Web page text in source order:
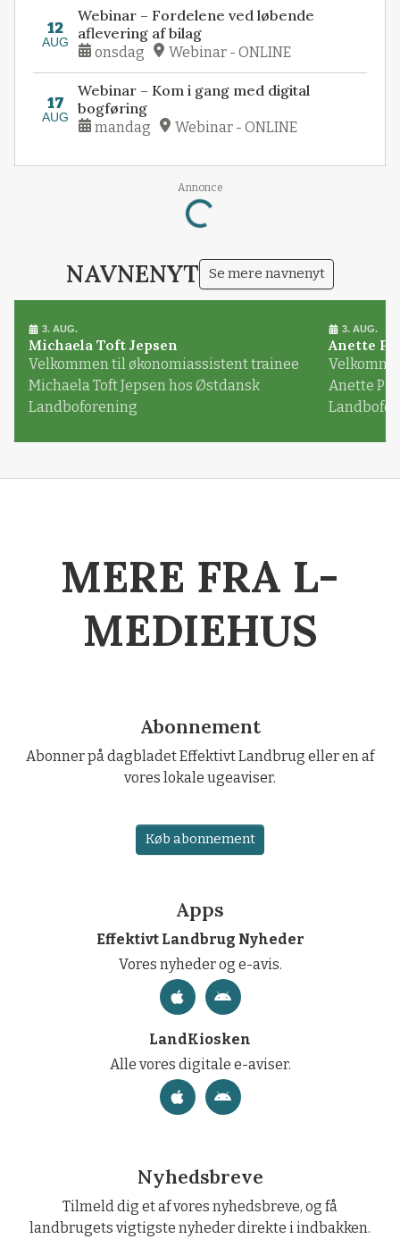
12
AUG
Webinar – Fordelene ved løbende
aflevering af bilag
onsdag Webinar - ONLINE
17
AUG
Webinar – Kom i gang med digital
bogføring
mandag Webinar - ONLINE
Annonce
Loading...
NAVNENYT Se mere navnenyt
3. AUG.
Michaela Toft Jepsen
Velkommen til økonomiassistent trainee
Michaela Toft Jepsen hos Østdansk
Landboforening
3. AUG.
Anette
Anette
MERE FRA L-
MEDIEHUS
Abonnement
Abonner på dagbladet Effektivt Landbrug eller en af
vores lokale ugeaviser.
Køb abonnement
Apps
Effektivt Landbrug Nyheder
Vores nyheder og e-avis.
LandKiosken
Alle vores digitale e-aviser.
Nyhedsbreve
Tilmeld dig et af vores nyhedsbreve, og få
landbrugets vigtigste nyheder direkte i indbakken.